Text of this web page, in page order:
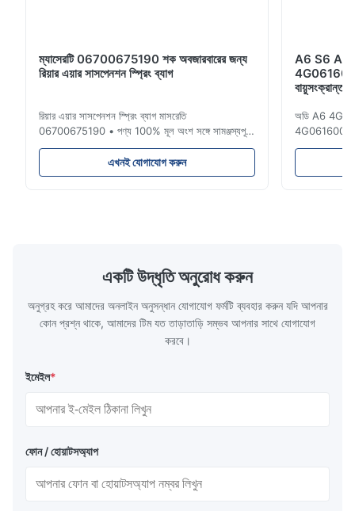
ম্যাসেরটি 06700675190 শক অবজারবারের জন্য
রিয়ার এয়ার সাসপেনশন স্প্রিং ব্যাগ
রিয়ার এয়ার সাসপেনশন স্প্রিং ব্যাগ মাসরেতি
06700675190 • পণ্য 100% মূল অংশ সঙ্গে সামঞ্জস্যপূর্ণ
। পণ্য: এয়ার স্প্রিং এবং এয়ার ব্যাগ ই এম নং .:
06700675190 মডেল নাম্বার.: 06700675190
অবস্থান: পিছন পণ্য শর্ত: ব্র্যান্ড নিউ তৈরি MOQ: 1 টুকরা
এখনই যোগাযোগ করুন
A6 S6 A7
বায়ুসংক্রান্ত
অডি A6 4G C7
এয়ার ব্যাগে
ব্যাগ / রাবার
একটি উদ্ধৃতি অনুরোধ করুন
অনুগ্রহ করে আমাদের অনলাইন অনুসন্ধান যোগাযোগ ফর্মটি ব্যবহার করুন যদি আপনার
কোন প্রশ্ন থাকে, আমাদের টিম যত তাড়াতাড়ি সম্ভব আপনার সাথে যোগাযোগ
করবে।
ইমেইল*
ফোন / হোয়াটসঅ্যাপ